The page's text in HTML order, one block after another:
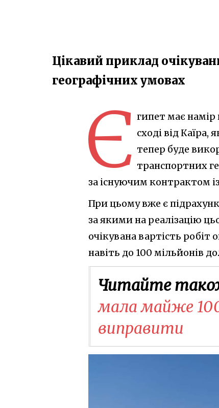
Цікавий приклад
географічних умовах
Є гипет має намір
сході від
тепер буде
транспортних
за існуючим контрактом
При цьому вже є
за якими на реалізацію
очікувана вартість робіт
навіть до 100 мільйонів
Читайте
мала майже
виправити